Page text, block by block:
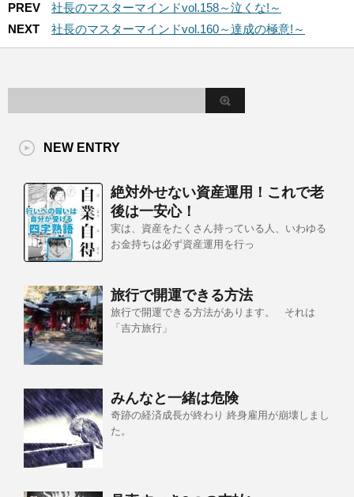
PREV
社長のマスターマインドvol.158～泣くな!～
NEXT
社長のマスターマインドvol.160～達成の極意!～
NEW ENTRY
絶対外せない資産運用！これで老
後は一安心！
実は、資産をたくさん持っている人、いわゆる
お金持ちは必ず資産運用を行っ
旅行で開運できる方法
旅行で開運できる方法があります。 それは
「吉方旅行」
みんなと一緒は危険
奇跡の経済成長が終わり 終身雇用が崩壊しまし
た。